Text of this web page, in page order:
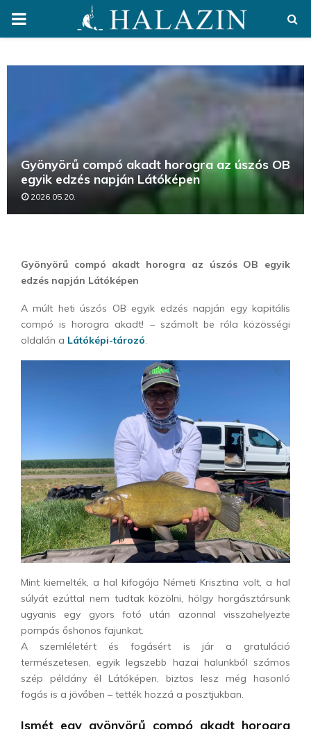
PRIMARY
Gyönyörű compó akadt horogra az úszós OB
egyik edzés napján Látóképen
2026.05.20.
Gyönyörű compó akadt horogra az úszós OB egyik
edzés napján Látóképen
A múlt heti úszós OB egyik edzés napján egy kapitális
compó is horogra akadt! – számolt be róla közösségi
oldalán a Látóképi-tározó.
Mint kiemelték, a hal kifogója Németi Krisztina volt, a hal
súlyát ezúttal nem tudtak közölni, hölgy horgásztársunk
ugyanis egy gyors fotó után azonnal visszahelyezte
pompás őshonos fajunkat.
A szemléletért és fogásért is jár a gratuláció
természetesen, egyik legszebb hazai halunkból számos
szép példány él Látóképen, biztos lesz még hasonló
fogás is a jövőben – tették hozzá a posztjukban.
Ismét egy gyönyörű compó akadt horogra